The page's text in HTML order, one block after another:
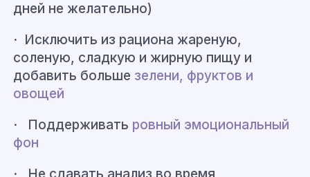
дней не желательно)
· Исключить из рациона жареную,
соленую, сладкую и жирную пищу и
добавить больше зелени, фруктов и
овощей
· Поддерживать ровный эмоциональный
фон